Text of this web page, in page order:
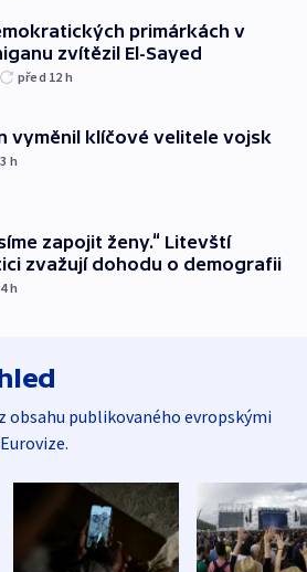
primárkách v
zvítězil El-Sayed
před 12 h
vyměnil klíčové velitele vojsk
h
zapojit ženy.“ Litevští
zvažují dohodu o demografii
h
obsahu publikovaného evropskými